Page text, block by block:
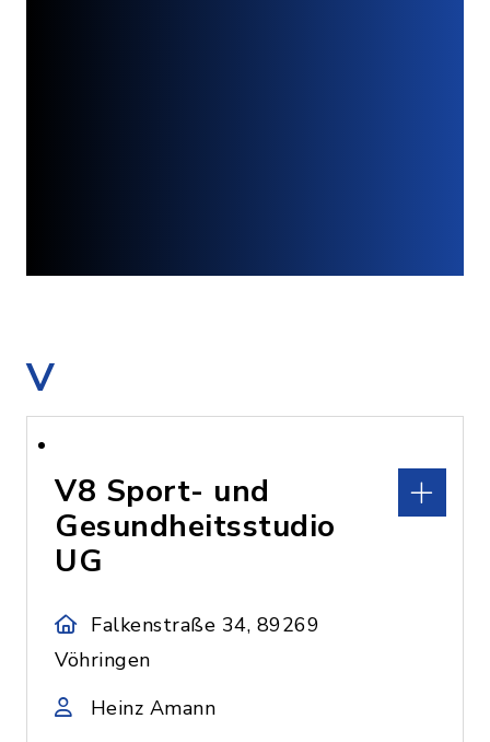
V
V8 Sport- und
Gesundheitsstudio
UG
Falkenstraße 34, 89269
Vöhringen
Heinz Amann